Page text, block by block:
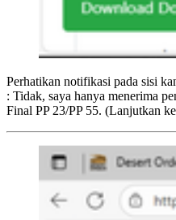
Perhatikan notifikasi pada sisi
: Tidak, saya hanya menerima
Final PP 23/PP 55. (Lanjutkan